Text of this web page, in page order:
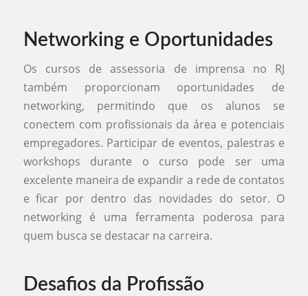
Networking e Oportunidades
Os cursos de assessoria de imprensa no RJ
também proporcionam oportunidades de
networking, permitindo que os alunos se
conectem com profissionais da área e potenciais
empregadores. Participar de eventos, palestras e
workshops durante o curso pode ser uma
excelente maneira de expandir a rede de contatos
e ficar por dentro das novidades do setor. O
networking é uma ferramenta poderosa para
quem busca se destacar na carreira.
Desafios da Profissão